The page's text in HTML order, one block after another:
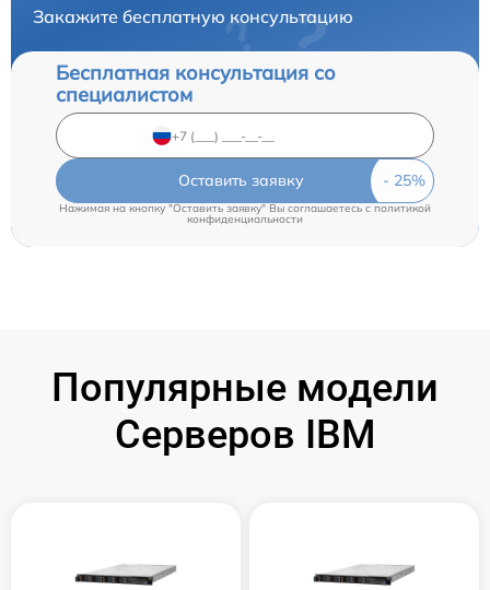
Закажите бесплатную консультацию
Бесплатная консультация со
специалистом
Оставить заявку
Нажимая на кнопку "Оставить заявку" Вы соглашаетесь c политикой
конфиденциальности
Популярные модели
Серверов IBM